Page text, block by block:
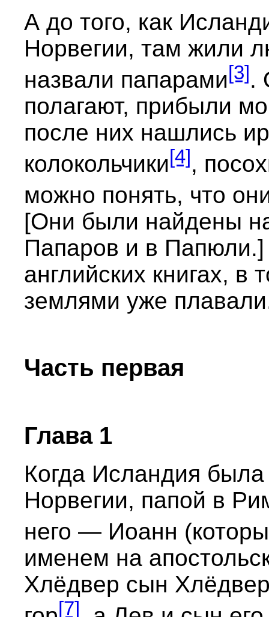
А до того, как
Норвегии, там жили
назвали папарами [3] .
полагают, прибыли
после них нашлись
колокольчики [4] ,
можно понять, что
[Они были найдены
Папаров и в Папюли.]
английских книгах,
землями уже
Часть первая
Глава 1
Когда Исландия
Норвегии, папой в
него — Иоанн
именем на
Хлёдвер сын
[7]